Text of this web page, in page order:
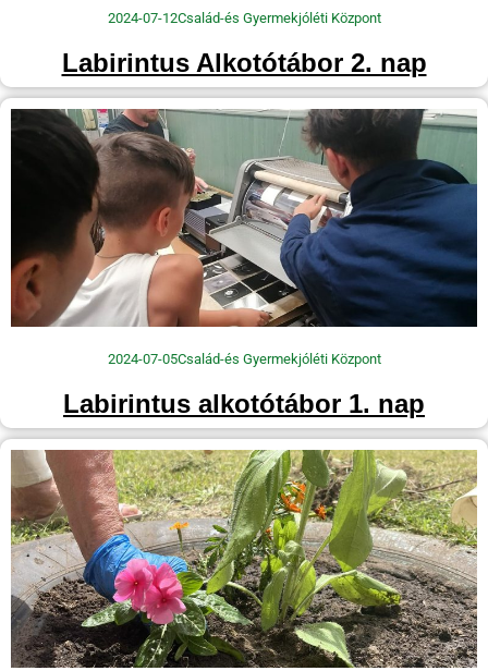
2024-07-12Család-és Gyermekjóléti Központ
Labirintus Alkotótábor 2. nap
2024-07-05Család-és Gyermekjóléti Központ
Labirintus alkotótábor 1. nap